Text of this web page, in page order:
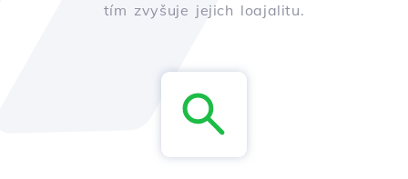
tím zvyšuje jejich loajalitu.